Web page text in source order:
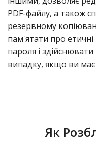
PDF-файлу, а також
резервному
пам'ятати про
пароля і
випадку, якщо ви
Як